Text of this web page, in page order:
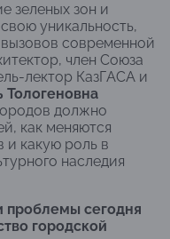
зеленых зон и
уникальность,
современной
член Союза
лектор КазГАСА и
Тологеновна
должно
как меняются
и какую роль в
наследия
проблемы сегодня
городской